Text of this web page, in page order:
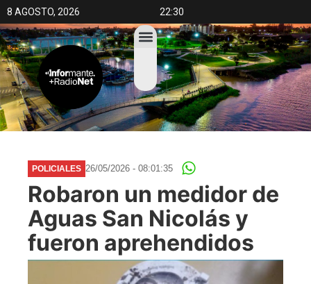
8 AGOSTO, 2026 22:30
POLICIALES 26/05/2026 - 08:01:35
Robaron un medidor de
Aguas San Nicolás y
fueron aprehendidos